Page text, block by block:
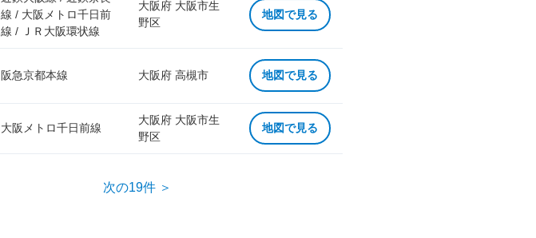
線 / 大阪メトロ千日前
線 / ＪＲ大阪環状線
大阪府 大阪市生
野区
地図で見る
阪急京都本線 大阪府 高槻市 地図で見る
大阪メトロ千日前線
大阪府 大阪市生
野区
地図で見る
次の19件 ＞